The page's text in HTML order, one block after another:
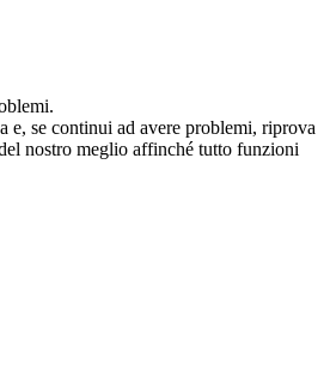
e, se continui ad avere problemi, riprova
nostro meglio affinché tutto funzioni